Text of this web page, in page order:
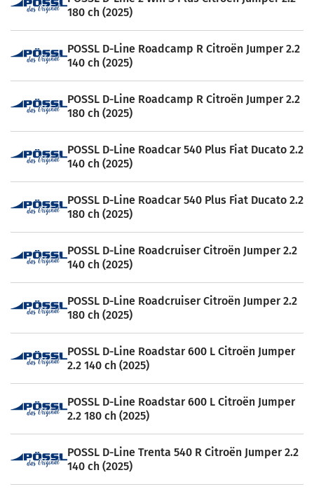
180 ch (2025)
POSSL D-Line Roadcamp R Citroën Jumper 2.2
140 ch (2025)
POSSL D-Line Roadcamp R Citroën Jumper 2.2
180 ch (2025)
POSSL D-Line Roadcar 540 Plus Fiat Ducato 2.2
140 ch (2025)
POSSL D-Line Roadcar 540 Plus Fiat Ducato 2.2
180 ch (2025)
POSSL D-Line Roadcruiser Citroën Jumper 2.2
140 ch (2025)
POSSL D-Line Roadcruiser Citroën Jumper 2.2
180 ch (2025)
POSSL D-Line Roadstar 600 L Citroën Jumper
2.2 140 ch (2025)
POSSL D-Line Roadstar 600 L Citroën Jumper
2.2 180 ch (2025)
POSSL D-Line Trenta 540 R Citroën Jumper 2.2
140 ch (2025)